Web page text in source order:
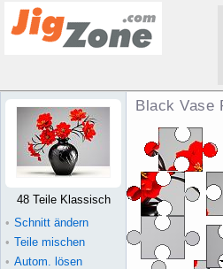
Black Vase
48 Teile Klassisch
• Schnitt ändern
• Teile mischen
• Autom. lösen